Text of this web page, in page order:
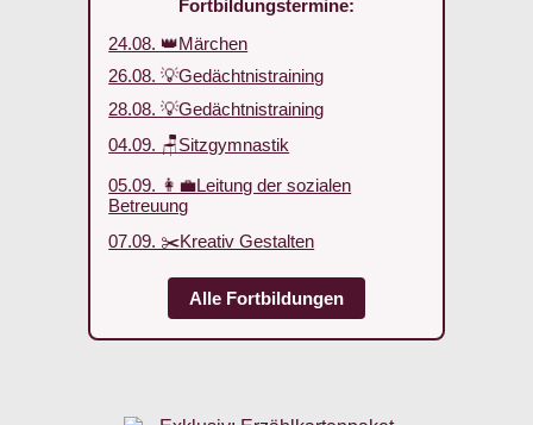
Fortbildungstermine:
24.08. 👑Märchen
26.08. 💡Gedächtnistraining
28.08. 💡Gedächtnistraining
04.09. 🪑Sitzgymnastik
05.09. 👩‍💼Leitung der sozialen
Betreuung
07.09. ✂️Kreativ Gestalten
Alle Fortbildungen